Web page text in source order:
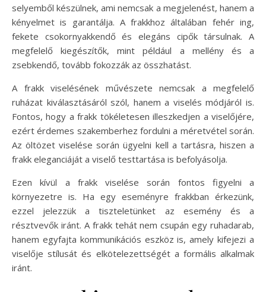
selyemből készülnek, ami nemcsak a megjelenést, hanem a
kényelmet is garantálja. A frakkhoz általában fehér ing,
fekete csokornyakkendő és elegáns cipők társulnak. A
megfelelő kiegészítők, mint például a mellény és a
zsebkendő, tovább fokozzák az összhatást.
A frakk viselésének művészete nemcsak a megfelelő
ruházat kiválasztásáról szól, hanem a viselés módjáról is.
Fontos, hogy a frakk tökéletesen illeszkedjen a viselőjére,
ezért érdemes szakemberhez fordulni a méretvétel során.
Az öltözet viselése során ügyelni kell a tartásra, hiszen a
frakk eleganciáját a viselő testtartása is befolyásolja.
Ezen kívül a frakk viselése során fontos figyelni a
környezetre is. Ha egy eseményre frakkban érkezünk,
ezzel jelezzük a tiszteletünket az esemény és a
résztvevők iránt. A frakk tehát nem csupán egy ruhadarab,
hanem egyfajta kommunikációs eszköz is, amely kifejezi a
viselője stílusát és elkötelezettségét a formális alkalmak
iránt.